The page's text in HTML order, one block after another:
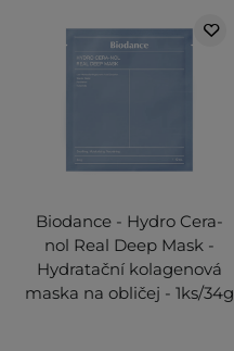
Biodance - Hydro Cera-
nol Real Deep Mask -
Hydratační kolagenová
maska na obličej - 1ks/34g